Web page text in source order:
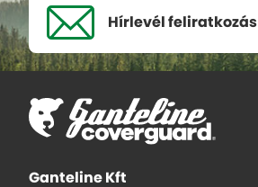
Hírlevél feliratkozás
Ganteline Kft